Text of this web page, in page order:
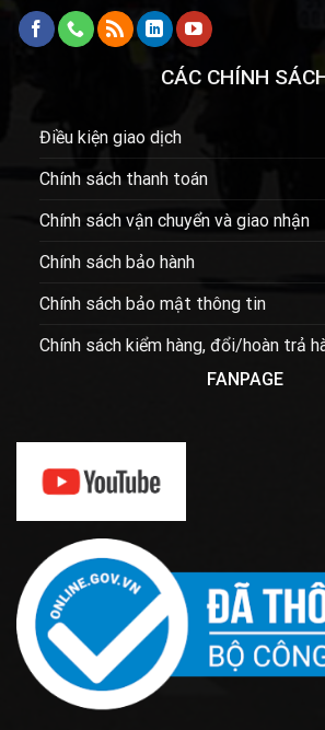
CÁC CHÍNH
Điều kiện giao dịch
Chính sách thanh toán
Chính sách vận chuyển và giao nhận
Chính sách bảo hành
Chính sách bảo mật thông tin
Chính sách kiểm hàng, đổi/hoàn trả
FANPAGE